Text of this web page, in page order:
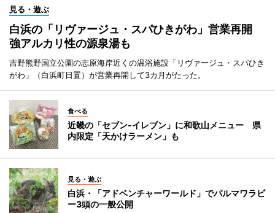
見る・遊ぶ
白浜の「リヴァージュ・スパひきがわ」営業再開
強アルカリ性の源泉湯も
吉野熊野国立公園の志原海岸近くの温浴施設「リヴァージュ・スパひき
がわ」（白浜町日置）が営業再開して3カ月がたった。
食べる
近畿の「セブン-イレブン」に和歌山メニュー 県
内限定「天かけラーメン」も
見る・遊ぶ
白浜・「アドベンチャーワールド」でパルマワラビ
ー3頭の一般公開